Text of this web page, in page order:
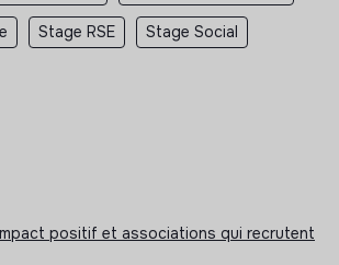
Stage RSE Stage Social
positif et associations qui recrutent